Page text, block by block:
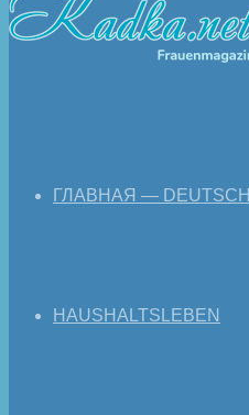
ГЛАВНАЯ — DEUTSCH
HAUSHALTSLEBEN